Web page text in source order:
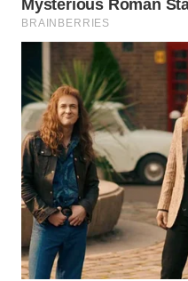
LABUANBAJO
WN
BORNEO
Wahana
Media
Group
WAHANA
NEWS